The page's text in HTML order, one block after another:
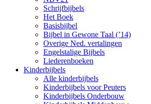
Schrijfbijbels
Het Boek
Basisbijbel
Bijbel in Gewone Taal (’14)
Overige Ned. vertalingen
Engelstalige Bijbels
Liederenboeken
Kinderbijbels
Alle kinderbijbels
Kinderbijbels voor Peuters
Kinderbijbels Onderbouw